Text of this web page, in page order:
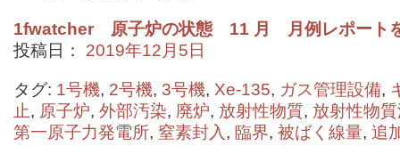
1fwatcher 原子炉の状態 11 月 月例レポート
投稿日：
2019年12月5日
タグ: 1号機, 2号機, 3号機, Xe-135, ガス管理設備,
止, 原子炉, 外部汚染, 廃炉, 放射性物質, 放射性物
第一原子力発電所, 窒素封入 , 臨界, 被ばく線量, 追